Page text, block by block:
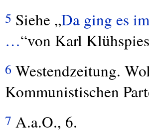
5 Siehe „Da ging es
…“von Karl
6 Westendzeitung.
Kommunistischen
7 A.a.O., 6.